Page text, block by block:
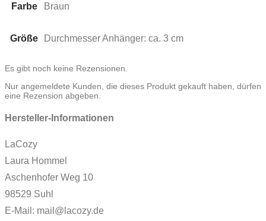
Farbe Braun
Größe Durchmesser Anhänger: ca. 3 cm
Es gibt noch keine Rezensionen.
Nur angemeldete Kunden, die dieses Produkt gekauft haben, dürfen
eine Rezension abgeben.
Hersteller-Informationen
LaCozy
Laura Hommel
Aschenhofer Weg 10
98529 Suhl
E-Mail: mail@lacozy.de